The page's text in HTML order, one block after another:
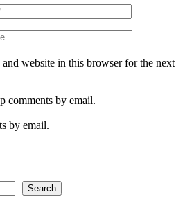
and website in this browser for the next
comments by email.
by email.
Search